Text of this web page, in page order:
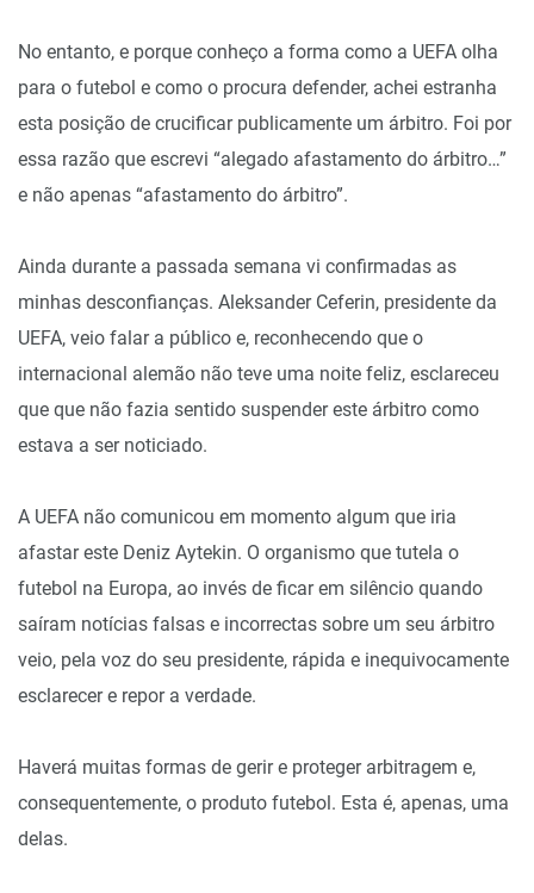
No entanto, e porque conheço a forma como a UEFA olha
para o futebol e como o procura defender, achei estranha
esta posição de crucificar publicamente um árbitro. Foi por
essa razão que escrevi “alegado afastamento do árbitro…”
e não apenas “afastamento do árbitro”.
Ainda durante a passada semana vi confirmadas as
minhas desconfianças. Aleksander Ceferin, presidente da
UEFA, veio falar a público e, reconhecendo que o
internacional alemão não teve uma noite feliz, esclareceu
que que não fazia sentido suspender este árbitro como
estava a ser noticiado.
A UEFA não comunicou em momento algum que iria
afastar este Deniz Aytekin. O organismo que tutela o
futebol na Europa, ao invés de ficar em silêncio quando
saíram notícias falsas e incorrectas sobre um seu árbitro
veio, pela voz do seu presidente, rápida e inequivocamente
esclarecer e repor a verdade.
Haverá muitas formas de gerir e proteger arbitragem e,
consequentemente, o produto futebol. Esta é, apenas, uma
delas.